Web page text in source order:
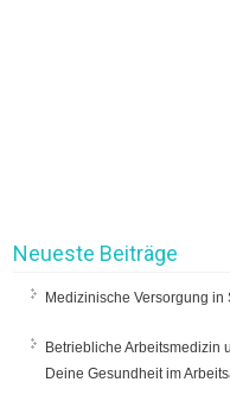
Neueste Beiträge
Medizinische Versorgung
Betriebliche Arbeitsmedizin
Deine Gesundheit im